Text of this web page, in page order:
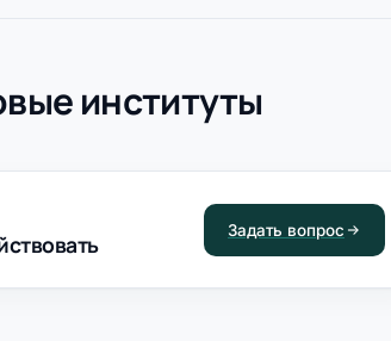
институты
Задать вопрос